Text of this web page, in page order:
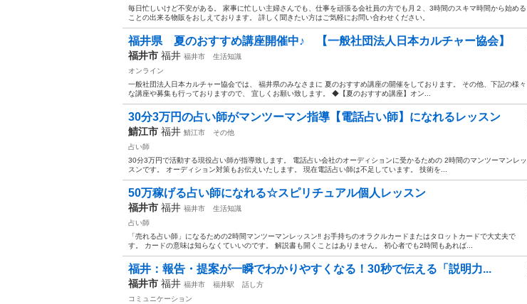
毎日忙しいけど不安がある。 家事に忙しい主婦さんでも、仕事を頑張る会社員の方でも月２、3時間のスキマ時間から始める
ことの出来る物販をおしえております。 詳しく聞きたい方はご気軽にお問い合わせください。
福井県 夏のおすすめ講座開催中♪ 【一般社団法人日本カルチャー協会】
福井市 福井 福井市
生活知識
オンライン
一般社団法人日本カルチャー協会では、 福井県のみなさまに 夏のおすすめ講座の開催をしております。 その他、下記の様々
な講座や募集も行っておりますので、 宜しくお願い致します。 ◆【夏のおすすめ講座】オン...
30分3万円の占い師がマンツーマン指導【電話占い師】になれるレッスン
鯖江市 福井 鯖江市
その他
占い師
30分3万円で活動する現役占い師が指導致します。 電話占い会社のオーディションに受かるための 2時間のマンツーマンレッ
スンです。 オーディション対策もお伝えいたします。 現在電話占い師は不足しています。 技術を...
50万稼げる占い師になれる☆スピリチュアル個人レッスン
福井市 福井 福井市
生活知識
占い師
「売れる占い師」になるための2時間マンツーマンレッスン‼ お手持ちのオラクルカードまたはタロットカードで大丈夫で
す。 カードの意味は知らなくていいのです。 解説書も開くことはありません。 初心者でも2時間もあれば...
福井：報告・提案が一瞬でわかりやすくなる！30秒で伝える「説明力...
福井市 福井 福井市 福井駅
話し方
コミュニケーション